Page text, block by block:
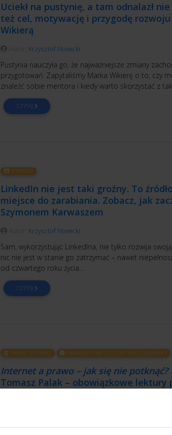
Uciekł na pustynię, a tam odnalazł
też cel, motywację i przygodę
Wikierą
Krzysztof Nowicki
Pustynia nauczyła go, że najważniejsze zmiany
przygotowań. Zapytaliśmy Marka Wikierę o to, czy
znaleźć sobie mentora i kiedy warto skorzystać z
CZYTAJ
WYWIADY
LinkedIn nie jest taki groźny. To
miejsce do zarabiania. Zobacz, jak
Szymonem Karwaszem
Krzysztof Nowicki
Sam, wykorzystując LinkedIna, nie tylko rozwija
nic nie jest w stanie go zatrzymać – nawet
od czwartego roku życia…
CZYTAJ
PRAWO BIZNESU OBOWIĄZKOWE LEKTURY PRZEDSIĘBIORCY
Internet a prawo – jak się nie
Tomasz Palak – obowiązkowe lektury